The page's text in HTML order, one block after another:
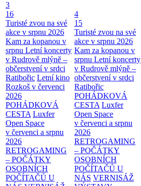
3
16
Turisté zvou na své
akce v srpnu 2026
Kam za kopanou v
srpnu Letní koncerty
v Rudrově mlýně –
občerstvení v srdci
Ratibořic Letní kino
Rozkoš v červenci
2026
POHÁDKOVÁ
CESTA Luxfer
Open Space
v červenci a srpnu
2026
RETROGAMING
– POČÁTKY
OSOBNÍCH
POČÍTAČŮ U
4
15
Turisté zvou na své
akce v srpnu 2026
Kam za kopanou v
srpnu Letní koncerty
v Rudrově mlýně –
občerstvení v srdci
Ratibořic
POHÁDKOVÁ
CESTA Luxfer
Open Space
v červenci a srpnu
2026
RETROGAMING
– POČÁTKY
OSOBNÍCH
POČÍTAČŮ U
NÁS VERNISÁŽ